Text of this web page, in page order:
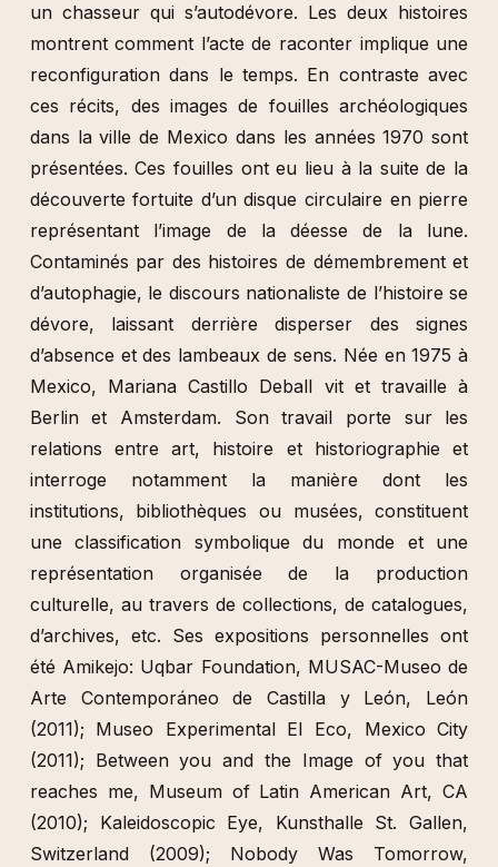
un chasseur qui s’autodévore. Les deux histoires
montrent comment l’acte de raconter implique une
reconfiguration dans le temps. En contraste avec
ces récits, des images de fouilles archéologiques
dans la ville de Mexico dans les années 1970 sont
présentées. Ces fouilles ont eu lieu à la suite de la
découverte fortuite d’un disque circulaire en pierre
représentant l’image de la déesse de la lune.
Contaminés par des histoires de démembrement et
d’autophagie, le discours nationaliste de l’histoire se
dévore, laissant derrière disperser des signes
d’absence et des lambeaux de sens. Née en 1975 à
Mexico, Mariana Castillo Deball vit et travaille à
Berlin et Amsterdam. Son travail porte sur les
relations entre art, histoire et historiographie et
interroge notamment la manière dont les
institutions, bibliothèques ou musées, constituent
une classification symbolique du monde et une
représentation organisée de la production
culturelle, au travers de collections, de catalogues,
d’archives, etc. Ses expositions personnelles ont
été Amikejo: Uqbar Foundation, MUSAC-Museo de
Arte Contemporáneo de Castilla y León, León
(2011); Museo Experimental El Eco, Mexico City
(2011); Between you and the Image of you that
reaches me, Museum of Latin American Art, CA
(2010); Kaleidoscopic Eye, Kunsthalle St. Gallen,
Switzerland (2009); Nobody Was Tomorrow,